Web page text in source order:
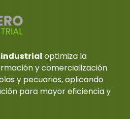
optimiza la
y comercialización
y pecuarios, aplicando
para mayor eficiencia y